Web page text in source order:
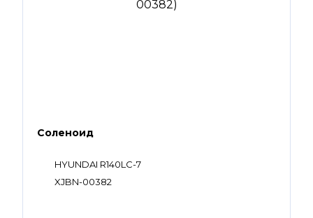
Соленоид
HYUNDAI R140LC-7
XJBN-00382